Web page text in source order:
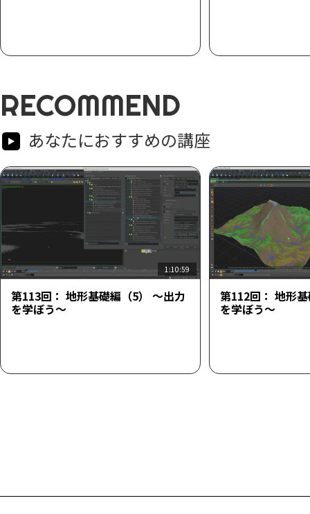
RECOMMEND
あなたにおすすめの講座
1:10:59
第113回： 地形基礎編（5） ～出力
を学ぼう～
第112回： 地形
を学ぼう～